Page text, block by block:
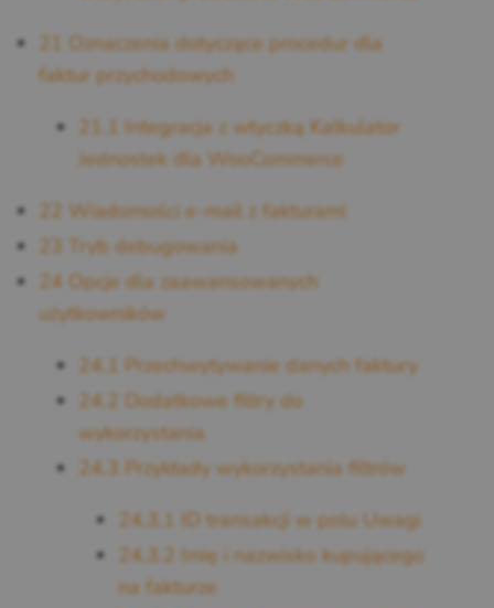
21 Oznaczenia dotyczące procedur dla
faktur przychodowych
21.1 Integracja z wtyczką Kalkulator
Jednostek dla WooCommerce
22 Wiadomości e-mail z fakturami
23 Tryb debugowania
24 Opcje dla zaawansowanych
użytkowników
24.1 Przechwytywanie danych faktury
24.2
Dodatkowe filtry do
wykorzystania
24.3 Przykłady wykorzystania filtrów
24.3.1 ID transakcji w polu Uwagi
24.3.2 Imię i nazwisko kupującego
na fakturze